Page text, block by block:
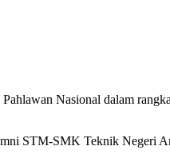
Nasional dalam
STM-SMK Teknik Negeri